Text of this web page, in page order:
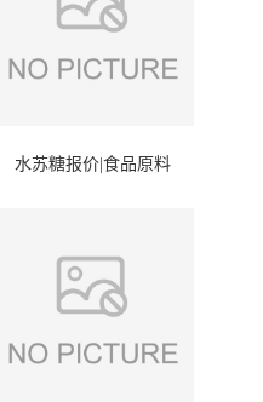
水苏糖报价|食品原料